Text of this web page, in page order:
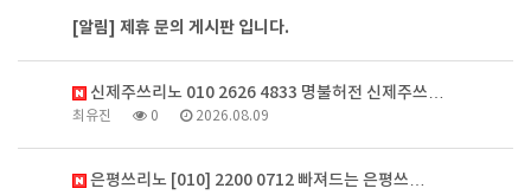
[알림] 제휴 문의 게시판 입니다.
신제주쓰리노 010 2626 4833 명불허전 신제주쓰…
최유진 0 2026.08.09
은평쓰리노 [010] 2200 0712 빠져드는 은평쓰…